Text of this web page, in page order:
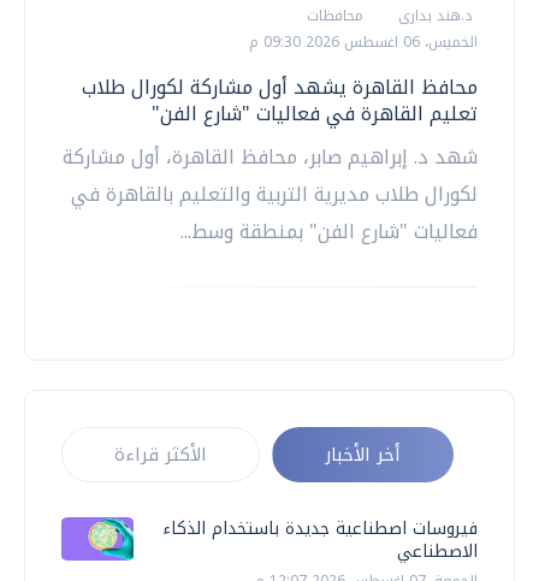
د.هند بدارى
محافظات
الخميس، 06 اغسطس 2026 09:30 م
محافظ القاهرة يشهد أول مشاركة لكورال طلاب
تعليم القاهرة في فعاليات "شارع الفن"
شهد د. إبراهيم صابر، محافظ القاهرة، أول مشاركة
لكورال طلاب مديرية التربية والتعليم بالقاهرة في
فعاليات "شارع الفن" بمنطقة وسط...
أخر الأخبار الأكثر قراءة
فيروسات اصطناعية جديدة باستخدام الذكاء
الاصطناعي